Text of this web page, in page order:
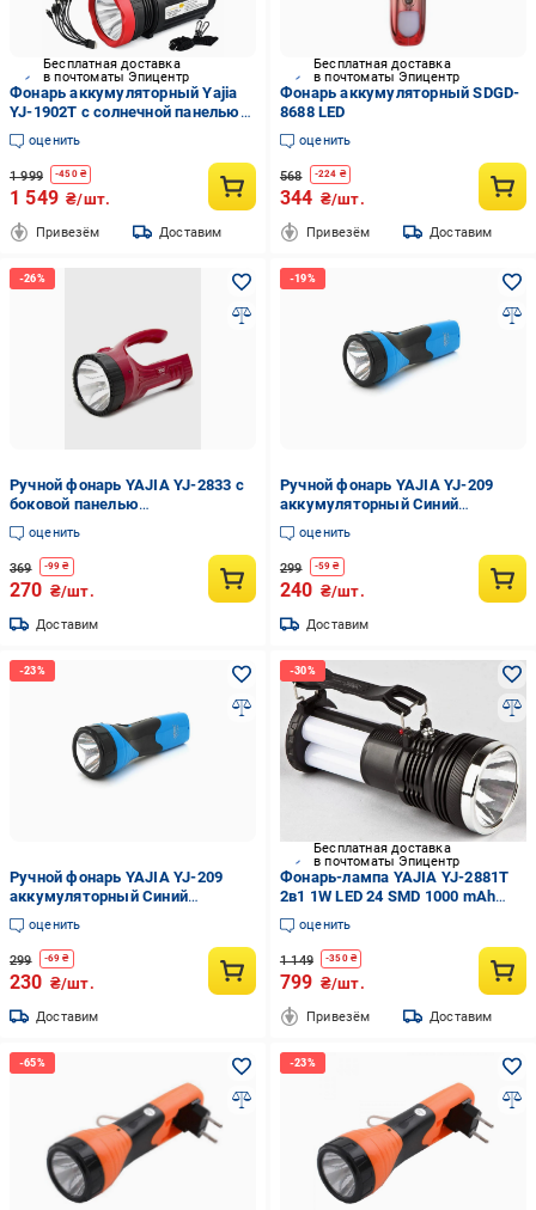
Бесплатная доставка
в почтоматы Эпицентр
Фонарь аккумуляторный Yajia
YJ-1902T с солнечной панелью
5500 mAh 2 режима (ML-05394)
оценить
1 999 -450₴
1 549 ₴/шт.
Привезём Доставим
Бесплатная доставка
в почтоматы Эпицентр
Фонарь аккумуляторный SDGD-
8688 LED
оценить
568 -224 ₴
344 ₴/шт.
Привезём Доставим
Ручной фонарь YAJIA YJ-2833 с
боковой панелью
аккумуляторный Красный
(13011786)
оценить
369 -99 ₴
270 ₴/шт.
Доставим
Ручной фонарь YAJIA YJ-209
аккумуляторный Синий
(13010699)
оценить
299 -59 ₴
240 ₴/шт.
Доставим
Ручной фонарь YAJIA YJ-209
аккумуляторный Синий
(13010680)
оценить
299 -69 ₴
230 ₴/шт.
Доставим
Бесплатная доставка
в почтоматы Эпицентр
Фонарь-лампа YAJIA YJ-2881T
2в1 1W LED 24 SMD 1000 mAh
(ML-04939)
оценить
1 149 -350₴
799 ₴/шт.
Привезём Доставим